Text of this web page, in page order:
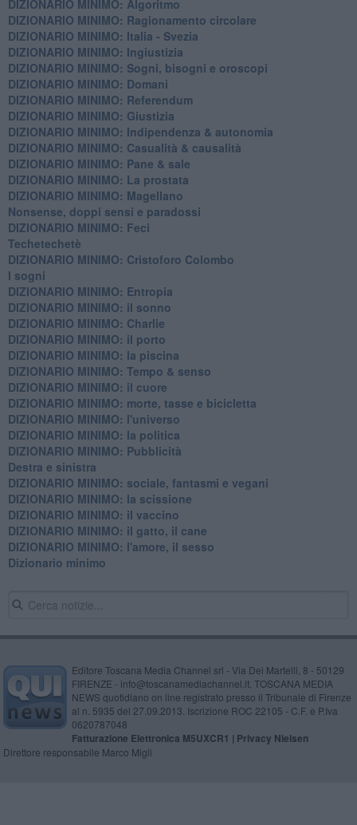
DIZIONARIO MINIMO: Algoritmo
DIZIONARIO MINIMO: Ragionamento circolare
DIZIONARIO MINIMO: Italia - Svezia
DIZIONARIO MINIMO: ​Ingiustizia
DIZIONARIO MINIMO: ​Sogni, bisogni e oroscopi
DIZIONARIO MINIMO: Domani
DIZIONARIO MINIMO: Referendum
DIZIONARIO MINIMO: Giustizia
DIZIONARIO MINIMO: ​Indipendenza & autonomia
DIZIONARIO MINIMO: ​Casualità & causalità
​DIZIONARIO MINIMO: Pane & sale
DIZIONARIO MINIMO: La prostata
​DIZIONARIO MINIMO: Magellano
Nonsense, doppi sensi e paradossi
DIZIONARIO MINIMO: Feci
Techetechetè
DIZIONARIO MINIMO: Cristoforo Colombo
I sogni
DIZIONARIO MINIMO: Entropia
DIZIONARIO MINIMO: il sonno
DIZIONARIO MINIMO: Charlie
DIZIONARIO MINIMO: il porto
DIZIONARIO MINIMO: la piscina
DIZIONARIO MINIMO: Tempo & senso
DIZIONARIO MINIMO: il cuore
DIZIONARIO MINIMO: morte, tasse e bicicletta
DIZIONARIO MINIMO: l'universo
DIZIONARIO MINIMO: la politica
DIZIONARIO MINIMO: Pubblicità
Destra e sinistra
DIZIONARIO MINIMO: sociale, fantasmi e vegani
DIZIONARIO MINIMO: la scissione
DIZIONARIO MINIMO: il vaccino
DIZIONARIO MINIMO: il gatto, il cane
DIZIONARIO MINIMO: l'amore, il sesso
Dizionario minimo
Editore Toscana Media Channel srl - Via Dei Martelli, 8 - 50129
FIRENZE - info@toscanamediachannel.it. TOSCANA MEDIA
NEWS quotidiano on line registrato presso il Tribunale di Firenze
al n. 5935 del 27.09.2013. Iscrizione ROC 22105 - C.F. e P.Iva
0620787048
Fatturazione Elettronica M5UXCR1 | Privacy Nielsen
Direttore responsabile Marco Migli